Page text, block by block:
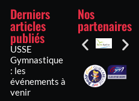
Derniers
articles
publiés
USSE
Gymnastique
: les
événements à
venir
Nos
partenaires